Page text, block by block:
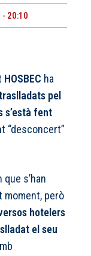
20:10
HOSBEC ha
pel
s’està fent
“desconcert”
s’han
moment, però
hotelers
el seu